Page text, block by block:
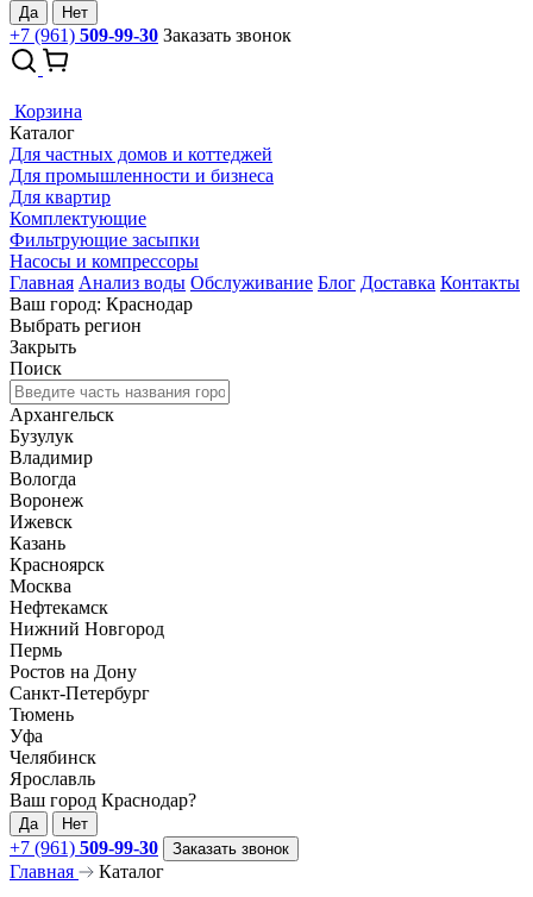
Да Нет
+7 (961) 509-99-30 Заказать звонок
Корзина
Каталог
Для частных домов и коттеджей
Для промышленности и бизнеса
Для квартир
Комплектующие
Фильтрующие засыпки
Насосы и компрессоры
Главная Анализ воды Обслуживание Блог Доставка Контакты
Ваш город: Краснодар
Выбрать регион
Закрыть
Поиск
Архангельск
Бузулук
Владимир
Вологда
Воронеж
Ижевск
Казань
Красноярск
Москва
Нефтекамск
Нижний Новгород
Пермь
Ростов на Дону
Санкт-Петербург
Тюмень
Уфа
Челябинск
Ярославль
Ваш город Краснодар?
Да Нет
+7 (961) 509-99-30 Заказать звонок
Главная Каталог